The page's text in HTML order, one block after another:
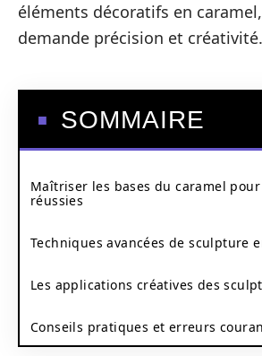
éléments décoratifs en
demande précision et créativité.
SOMMAIRE
Maîtriser les bases du caramel
réussies
Techniques avancées de sculpture
Les applications créatives des
Conseils pratiques et erreurs